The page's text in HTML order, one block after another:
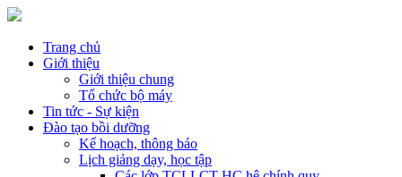
Trang chủ
Giới thiệu
Giới thiệu chung
Tổ chức bộ máy
Tin tức - Sự kiện
Đào tạo bồi dưỡng
Kế hoạch, thông báo
Lịch giảng dạy, học tập